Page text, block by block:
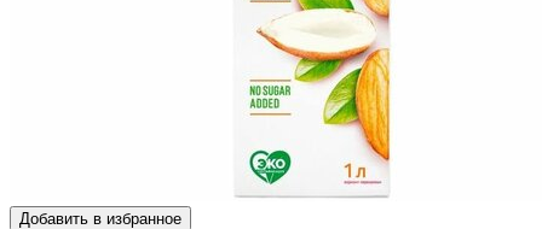
Добавить в избранное